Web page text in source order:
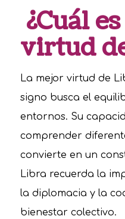
¿Cuál
virtud
La mejor virtud de
signo busca el
entornos. Su
comprender
convierte en un
Libra recuerda la
la diplomacia y la
bienestar colectivo.